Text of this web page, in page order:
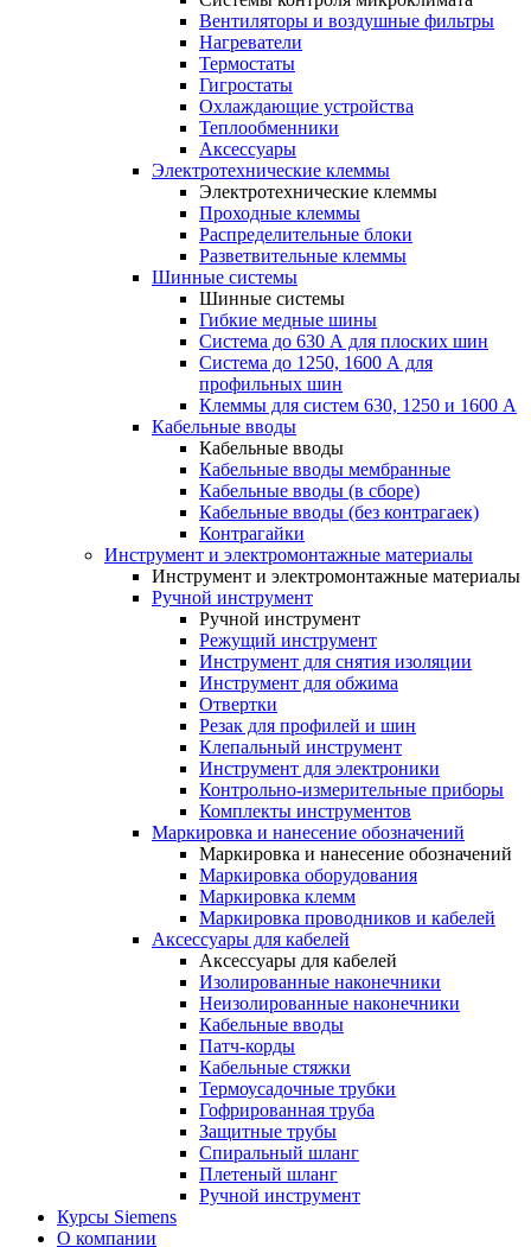
Вентиляторы и воздушные фильтры
Нагреватели
Термостаты
Гигростаты
Охлаждающие устройства
Теплообменники
Аксессуары
Электротехнические клеммы
Электротехнические клеммы
Проходные клеммы
Распределительные блоки
Разветвительные клеммы
Шинные системы
Шинные системы
Гибкие медные шины
Система до 630 А для плоских шин
Система до 1250, 1600 А для
профильных шин
Клеммы для систем 630, 1250 и 1600 А
Кабельные вводы
Кабельные вводы
Кабельные вводы мембранные
Кабельные вводы (в сборе)
Кабельные вводы (без контрагаек)
Контрагайки
Инструмент и электромонтажные материалы
Инструмент и электромонтажные материалы
Ручной инструмент
Ручной инструмент
Режущий инструмент
Инструмент для снятия изоляции
Инструмент для обжима
Отвертки
Резак для профилей и шин
Клепальный инструмент
Инструмент для электроники
Контрольно-измерительные приборы
Комплекты инструментов
Маркировка и нанесение обозначений
Маркировка и нанесение обозначений
Маркировка оборудования
Маркировка клемм
Маркировка проводников и кабелей
Аксессуары для кабелей
Аксессуары для кабелей
Изолированные наконечники
Неизолированные наконечники
Кабельные вводы
Патч-корды
Кабельные стяжки
Термоусадочные трубки
Гофрированная труба
Защитные трубы
Спиральный шланг
Плетеный шланг
Ручной инструмент
Курсы Siemens
О компании